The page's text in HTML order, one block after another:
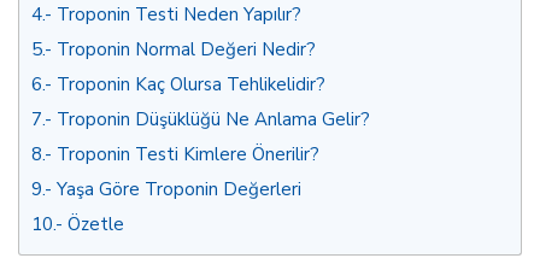
4. Troponin Testi Neden Yapılır?
5. Troponin Normal Değeri Nedir?
6. Troponin Kaç Olursa Tehlikelidir?
7. Troponin Düşüklüğü Ne Anlama Gelir?
8. Troponin Testi Kimlere Önerilir?
9. Yaşa Göre Troponin Değerleri
10. Özetle